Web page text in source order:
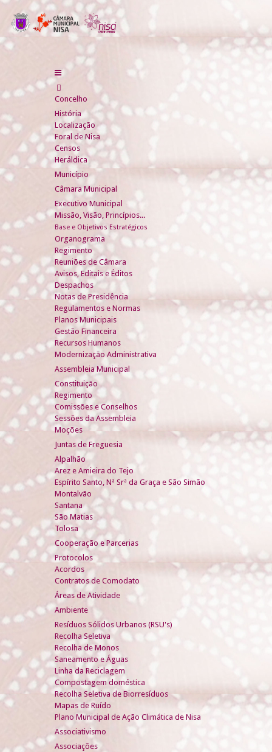
Concelho
História
Localização
Foral de Nisa
Censos
Heráldica
Município
Câmara Municipal
Executivo Municipal
Missão, Visão, Princípios...
Base e Objetivos Estratégicos
Organograma
Regimento
Reuniões de Câmara
Avisos, Editais e Éditos
Despachos
Notas de Presidência
Regulamentos e Normas
Planos Municipais
Gestão Financeira
Recursos Humanos
Modernização Administrativa
Assembleia Municipal
Constituição
Regimento
Comissões e Conselhos
Sessões da Assembleia
Moções
Juntas de Freguesia
Alpalhão
Arez e Amieira do Tejo
Espírito Santo, Nª Srª da Graça e São Simão
Montalvão
Santana
São Matias
Tolosa
Cooperação e Parcerias
Protocolos
Acordos
Contratos de Comodato
Áreas de Atividade
Ambiente
Resíduos Sólidos Urbanos (RSU's)
Recolha Seletiva
Recolha de Monos
Saneamento e Águas
Linha da Reciclagem
Compostagem doméstica
Recolha Seletiva de Biorresíduos
Mapas de Ruído
Plano Municipal de Ação Climática de Nisa
Associativismo
Associações